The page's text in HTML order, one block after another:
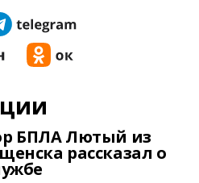
БПЛА Лютый из
рассказал о